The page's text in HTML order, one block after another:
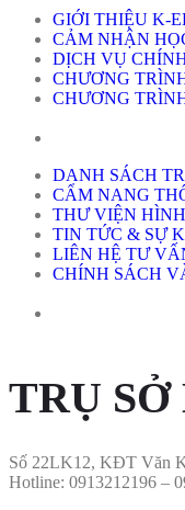
GIỚI THIỆU K-
CẢM NHẬN
DỊCH VỤ
CHƯƠNG
CHƯƠNG
DANH SÁCH
CẨM NANG
THƯ VIỆN
TIN TỨC & SỰ
LIÊN HỆ TƯ
CHÍNH SÁCH
TRỤ
Số 22LK12, KĐT Văn
Hotline: 0913212196 –